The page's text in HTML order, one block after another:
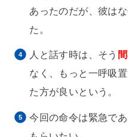
あったのだが、彼は
た。
人と話す時は、そう
なく、もっと一呼吸
た方が良いという。
今回の命令は緊急であ